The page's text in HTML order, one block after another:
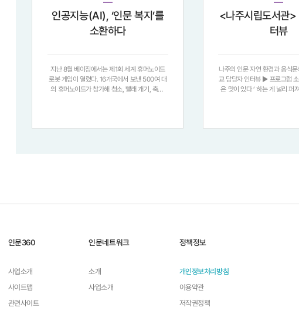
인공지능(AI), ‘인문 복지’를
소환하다
지난 8월 베이징에서는 제1회 세계 휴머노이드
로봇 게임이 열렸다. 16개국에서 보낸 500여 대
의 휴머노이드가 참가해 청소, 빨래 개기, 축구,
<나주시립도서관>
터뷰
나주의 인문 자연 환경과 음식
교 담당자 인터뷰 ▶ 프로그램 소개 ‘ 전라도 음식
은 맛이 있다 ’ 하는 게 널리 퍼
인문360
사업소개
사이트맵
관련사이트
인문네트워크
소개
사업소개
정책정보
개인정보처리방침
이용약관
저작권정책